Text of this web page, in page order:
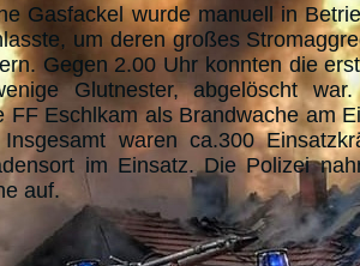
Gasfackel wurde manuell in
um deren großes
Gegen 2.00 Uhr konnten die
Glutnester, abgelöscht
FF Eschlkam als Brandwache am
Insgesamt waren ca.300
im Einsatz. Die Polizei
auf.